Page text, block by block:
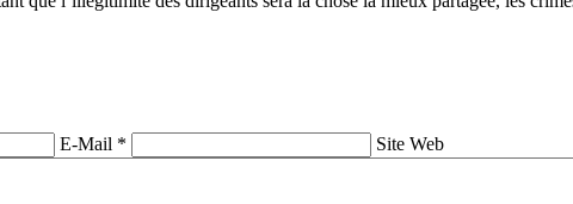
E-Mail * Site Web